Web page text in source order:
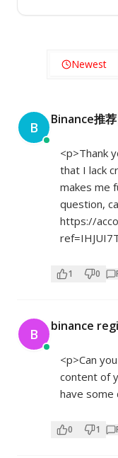
Newest
B Binance推荐
<p>Thank
that I lack
makes me
question,
https://
1 0
B binance
<p>Can
content of
have some
0 1